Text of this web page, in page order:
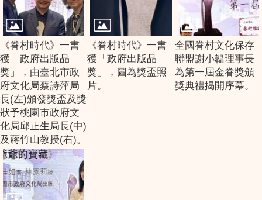
《眷村時代》一書
獲「政府出版品
獎」，由臺北市政
府文化局蔡詩萍局
長(左)頒發獎盃及獎
狀予桃園市政府文
化局邱正生局長(中)
及蔣竹山教授(右)。
《眷村時代》一書
獲「政府出版品
獎」，圖為獎盃照
片。
全國眷村文化保存
聯盟謝小韞理事長
為第一屆金眷獎頒
獎典禮揭開序幕。